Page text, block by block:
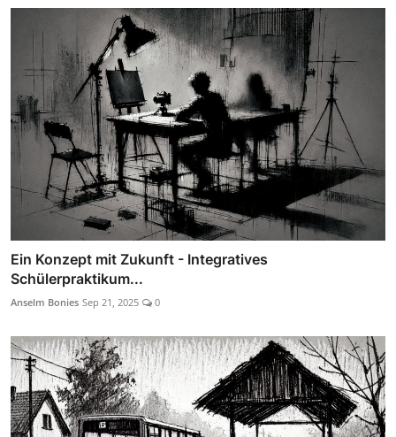
Ein Konzept mit Zukunft - Integratives
Schülerpraktikum...
Anselm Bonies Sep 21, 2025 0